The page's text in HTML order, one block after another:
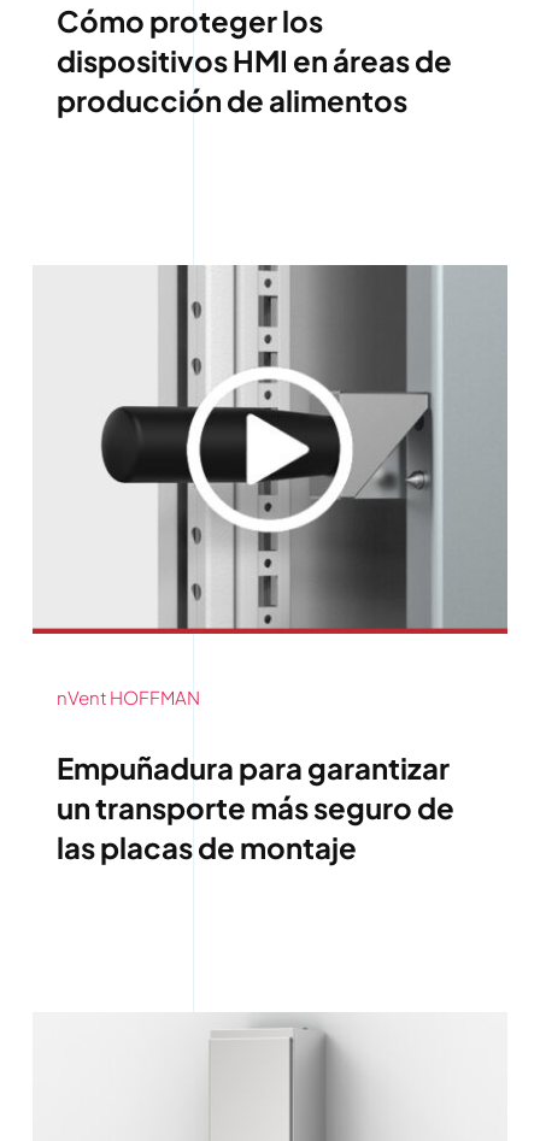
Cómo proteger los
dispositivos HMI en áreas de
producción de alimentos
nVent HOFFMAN
Empuñadura para garantizar
un transporte más seguro de
las placas de montaje